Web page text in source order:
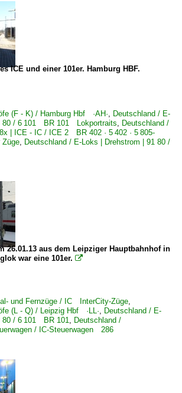
(Gbf, Rbf, Ubf)
Güterwagen
| Steuerwagen
286
in BAY
Nürnberg-Express·
Fernzüge
und Schnellzüge
und Touristikzüge
Züge
Züge
für besondere Zwecke
ICE und einer 101er. Hamburg HBF.
(F - K) / Hamburg Hbf ·AH·, Deutschland / E-
80 / 6 101 BR 101 Lokportraits, Deutschland /
| ICE - IC / ICE 2 BR 402 · 5 402 · 5 805-
, Deutschland / E-Loks | Drehstrom | 91 80 /
26.01.13 aus dem Leipziger Hauptbahnhof in
war eine 101er. 
und Fernzüge / IC InterCity-Züge,
(L - Q) / Leipzig Hbf ·LL·, Deutschland / E-
80 / 6 101 BR 101, Deutschland /
/ IC-Steuerwagen 286